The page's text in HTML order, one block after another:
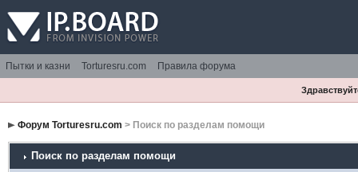
Пытки и казни Torturesru.com Правила форума
Форум Torturesru.com > Поиск по разделам помощи
Поиск по разделам помощи